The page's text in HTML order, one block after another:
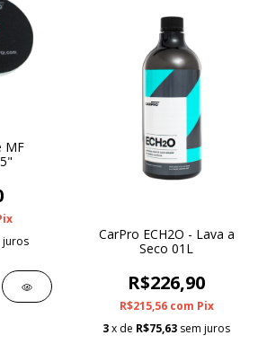
MF
juros
CarPro ECH2O - Lava a
Seco 01L
R$226,90
R$215,56 com Pix
3x de R$75,63 sem juros